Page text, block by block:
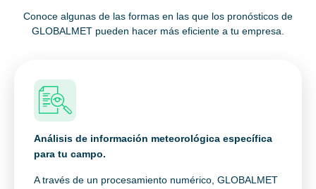
Conoce algunas de las formas en las que los pronósticos de
GLOBALMET pueden hacer más eficiente a tu empresa.
Análisis de información meteorológica específica
para tu campo.
A través de un procesamiento numérico, GLOBALMET